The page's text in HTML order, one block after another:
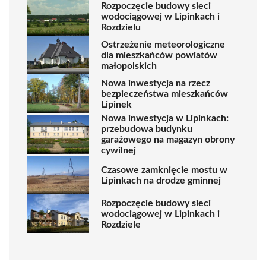
Rozpoczęcie budowy sieci
wodociągowej w Lipinkach i
Rozdzielu
Ostrzeżenie meteorologiczne
dla mieszkańców powiatów
małopolskich
Nowa inwestycja na rzecz
bezpieczeństwa mieszkańców
Lipinek
Nowa inwestycja w Lipinkach:
przebudowa budynku
garażowego na magazyn obrony
cywilnej
Czasowe zamknięcie mostu w
Lipinkach na drodze gminnej
Rozpoczęcie budowy sieci
wodociągowej w Lipinkach i
Rozdziele